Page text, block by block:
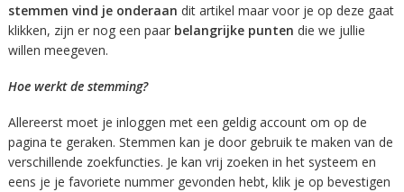
stemmen vind je onderaan dit artikel maar voor je op deze gaat
klikken, zijn er nog een paar belangrijke punten die we jullie
willen meegeven.
Hoe werkt de stemming?
Allereerst moet je inloggen met een geldig account om op de
pagina te geraken. Stemmen kan je door gebruik te maken van de
verschillende zoekfuncties. Je kan vrij zoeken in het systeem en
eens je je favoriete nummer gevonden hebt, klik je op bevestigen